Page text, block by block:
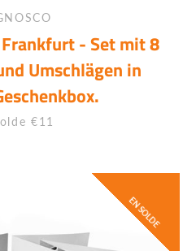
- Set mit 8
Umschlägen in
€11
EN SOLDE